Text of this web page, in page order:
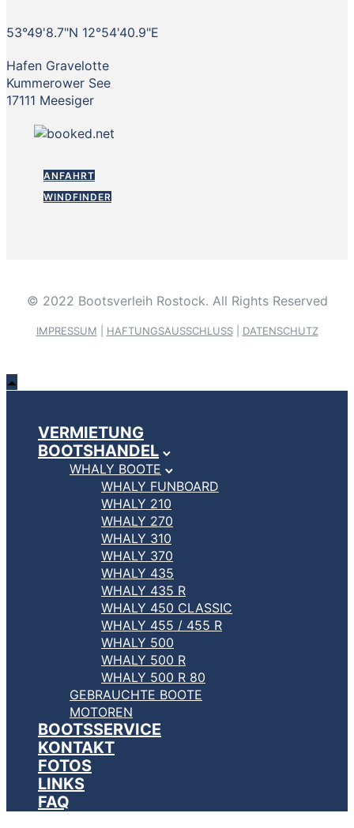
53°49'8.7"N 12°54'40.9"E
Hafen Gravelotte
Kummerower See
17111 Meesiger
ANFAHRT
WINDFINDER
© 2022 Bootsverleih Rostock. All Rights Reserved
IMPRESSUM HAFTUNGSAUSSCHLUSS| DATENSCHUTZ
VERMIETUNG
BOOTSHANDEL
WHALY BOOTE
WHALY FUNBOARD
WHALY 210
WHALY 270
WHALY 310
WHALY 370
WHALY 435
WHALY 435 R
WHALY 450 CLASSIC
WHALY 455 / 455 R
WHALY 500
WHALY 500 R
WHALY 500 R 80
GEBRAUCHTE BOOTE
MOTOREN
BOOTSSERVICE
KONTAKT
FOTOS
LINKS
FAQ